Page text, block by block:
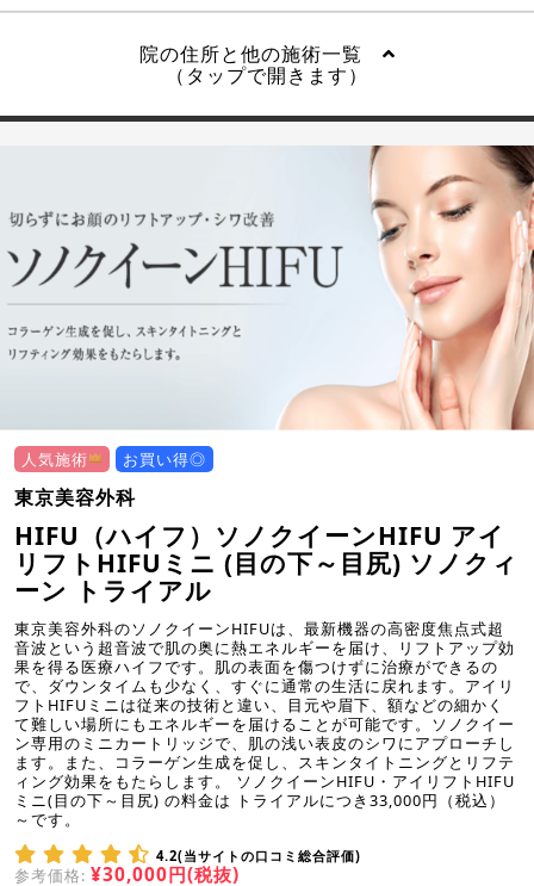
院の住所と他の施術一覧
（タップで開きます）
人気施術 お買い得◎
東京美容外科
HIFU（ハイフ）ソノクイーンHIFU アイ
リフトHIFUミニ (目の下～目尻) ソノクィ
ーン トライアル
東京美容外科のソノクイーンHIFUは、最新機器の高密度焦点式超
音波という超音波で肌の奥に熱エネルギーを届け、リフトアップ効
果を得る医療ハイフです。肌の表面を傷つけずに治療ができるの
で、ダウンタイムも少なく、すぐに通常の生活に戻れます。アイリ
フトHIFUミニは従来の技術と違い、目元や眉下、額などの細かく
て難しい場所にもエネルギーを届けることが可能です。ソノクイー
ン専用のミニカートリッジで、肌の浅い表皮のシワにアプローチし
ます。また、コラーゲン生成を促し、スキンタイトニングとリフテ
ィング効果をもたらします。 ソノクイーンHIFU・アイリフトHIFU
ミニ(目の下～目尻) の料金は トライアルにつき33,000円（税込）
～です。
4.2(当サイトの口コミ総合評価)
参考価格: ¥30,000円(税抜)